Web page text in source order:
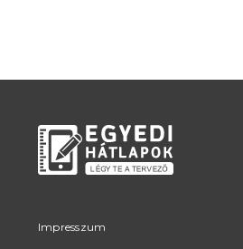
Impresszum